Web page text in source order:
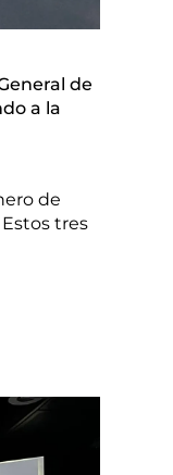
de
a la
de
tres